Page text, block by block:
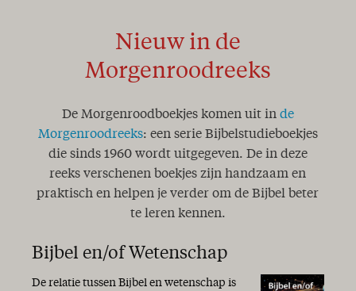
Nieuw in de
Morgenroodreeks
De Morgenroodboekjes komen uit in de
Morgenroodreeks: een serie Bijbelstudieboekjes
die sinds 1960 wordt uitgegeven. De in deze
reeks verschenen boekjes zijn handzaam en
praktisch en helpen je verder om de Bijbel beter
te leren kennen.
Bijbel en/of Wetenschap
De relatie tussen Bijbel en wetenschap is